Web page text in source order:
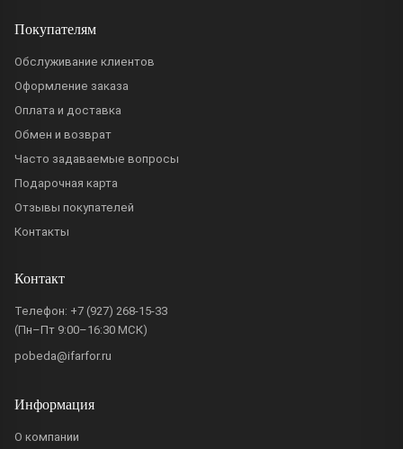
Покупателям
Обслуживание клиентов
Оформление заказа
Оплата и доставка
Обмен и возврат
Часто задаваемые вопросы
Подарочная карта
Отзывы покупателей
Контакты
Контакт
Телефон: +7 (927) 268-15-33
(Пн–Пт 9:00–16:30 МСК)
pobeda@ifarfor.ru
Информация
О компании